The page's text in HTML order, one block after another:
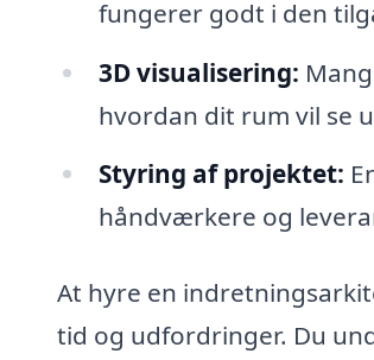
fungerer godt i den
3D visualisering:
hvordan dit rum vil se
Styring af projektet:
håndværkere og
At hyre en
tid og udfordringer. Du